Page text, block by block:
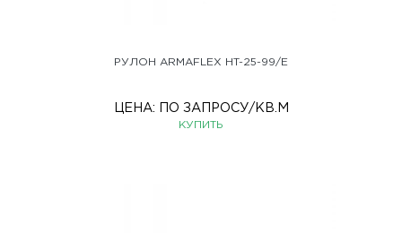
РУЛОН ARMAFLEX HT-25-99/E
ЦЕНА: ПО ЗАПРОСУ/КВ.М
КУПИТЬ